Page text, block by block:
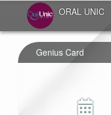
ORAL UNIC
Genius Card